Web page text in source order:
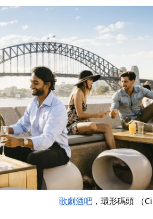
歌劇酒吧，環形碼頭 （